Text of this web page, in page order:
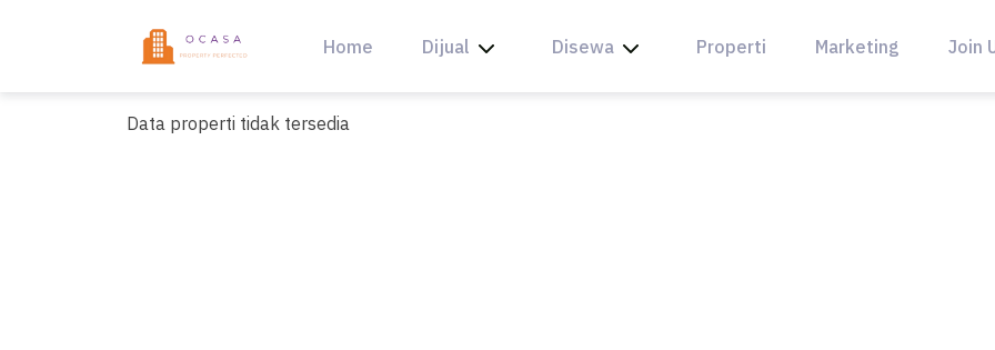
Home Dijual Disewa Properti Marketing Join
Data properti tidak tersedia